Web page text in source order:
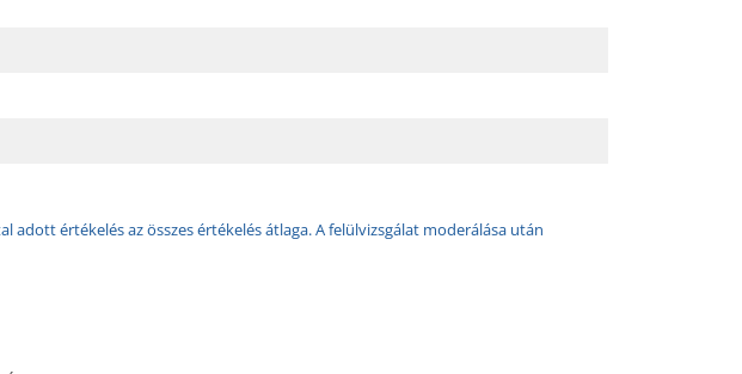
adott értékelés az összes értékelés átlaga. A felülvizsgálat moderálása után